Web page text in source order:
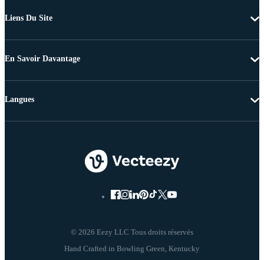
Liens Du Site
En Savoir Davantage
© 2026 Eezy LLC Tous droits réservés
Langues